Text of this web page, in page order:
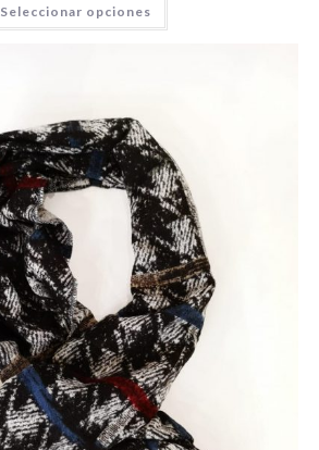
Seleccionar opciones